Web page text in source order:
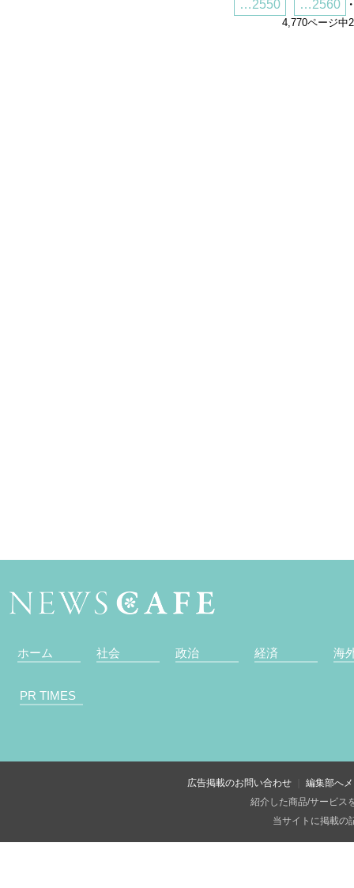
…2550
…2560
4,770ページ中
ホーム 社会 政治 経済 海
PR TIMES
広告掲載のお問い合わせ
編集部へ
紹介した商品/サービス
当サイトに掲載の